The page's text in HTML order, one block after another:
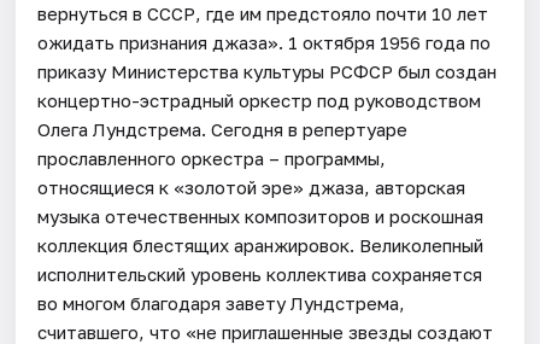
вернуться в СССР, где им предстояло почти 10 лет
ожидать признания джаза». 1 октября 1956 года по
приказу Министерства культуры РСФСР был создан
концертно-эстрадный оркестр под руководством
Олега Лундстрема. Сегодня в репертуаре
прославленного оркестра – программы,
относящиеся к «золотой эре» джаза, авторская
музыка отечественных композиторов и роскошная
коллекция блестящих аранжировок. Великолепный
исполнительский уровень коллектива сохраняется
во многом благодаря завету Лундстрема,
считавшего, что «не приглашенные звезды создают